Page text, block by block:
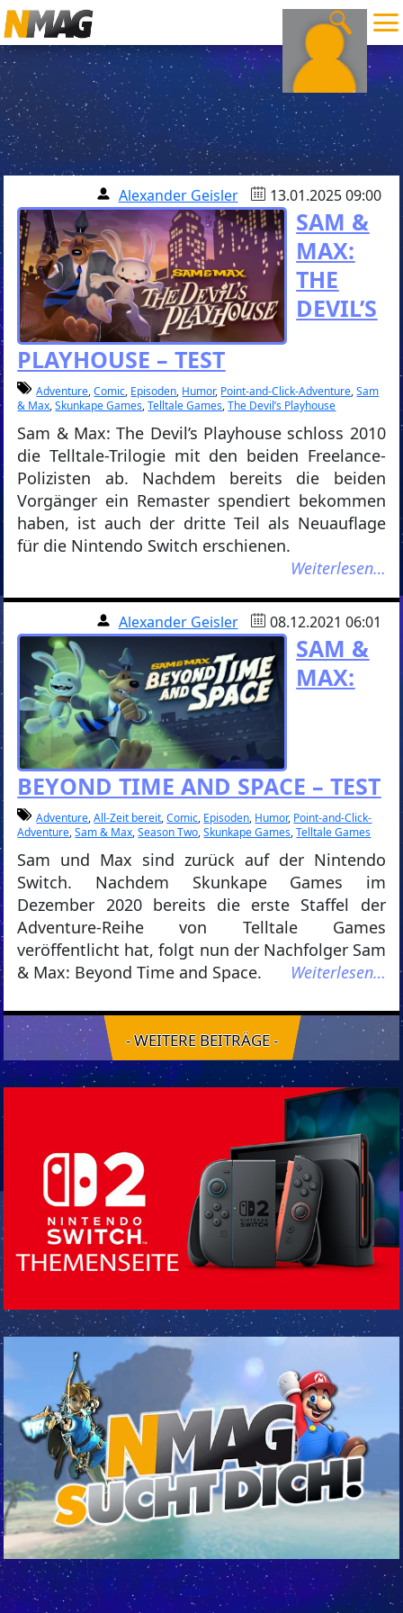
Alexander Geisler 13.01.2025 09:00
SAM &
MAX:
THE
DEVIL’S
PLAYHOUSE – TEST
Adventure,Comic, Episoden, Humor, Point-and-Click-Adventure,Sam
& Max,Skunkape Games,Telltale Games,The Devil’s Playhouse
Sam & Max: The Devil’s Playhouse schloss 2010
die Telltale-Trilogie mit den beiden Freelance-
Polizisten ab. Nachdem bereits die beiden
Vorgänger ein Remaster spendiert bekommen
haben, ist auch der dritte Teil als Neuauflage
für die Nintendo Switch erschienen.
Weiterlesen…
Alexander Geisler 08.12.2021 06:01
SAM &
MAX:
BEYOND TIME AND SPACE – TEST
Adventure,All-Zeit bereit,Comic, Episoden, Humor, Point-and-Click-
Adventure,Sam & Max,Season Two,Skunkape Games,Telltale Games
Sam und Max sind zurück auf der Nintendo
Switch. Nachdem Skunkape Games im
Dezember 2020 bereits die erste Staffel der
Adventure-Reihe von Telltale Games
veröffentlicht hat, folgt nun der Nachfolger Sam
& Max: Beyond Time and Space.
Weiterlesen…
- WEITERE BEITRÄGE -